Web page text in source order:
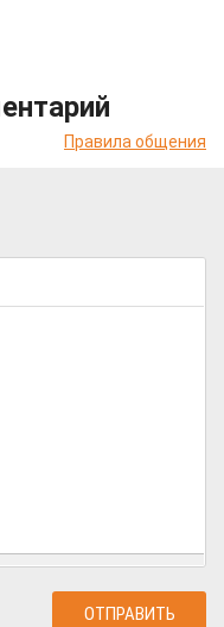
Правила общения